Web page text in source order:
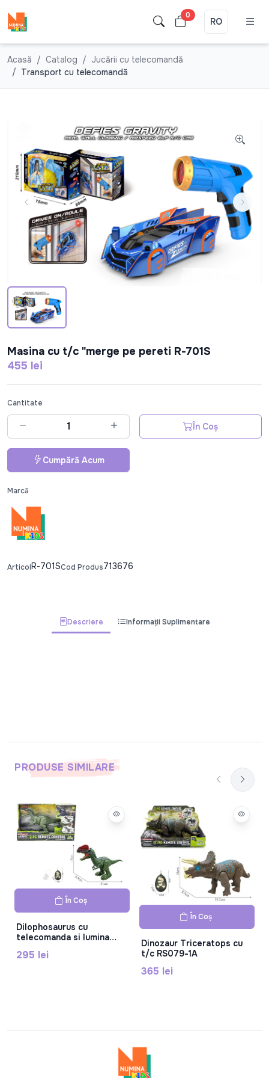
0
RO
Acasă Catalog
Jucării cu telecomandă
Transport cu telecomandă
Masina cu t/c "merge pe pereti R-701S
455 lei
Cantitate
În Coș
Cumpără Acum
Marcă
ArticolR-701SCod Produs713676
Descriere Informații Suplimentare
PRODUSE SIMILARE
În Coș
Dilophosaurus cu
telecomanda si lumina
295 lei
În Coș
Dinozaur Triceratops cu
t/c RS079-1A
365 lei